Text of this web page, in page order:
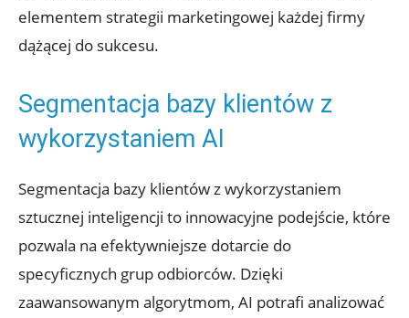
elementem strategii marketingowej każdej firmy
dążącej ‍do⁢ sukcesu.
Segmentacja ⁢bazy klientów z
wykorzystaniem AI
Segmentacja bazy klientów ⁢z wykorzystaniem
sztucznej⁣ inteligencji to innowacyjne podejście,⁢ które
pozwala na efektywniejsze ⁤dotarcie do
‍specyficznych grup odbiorców. Dzięki
zaawansowanym algorytmom, AI potrafi analizować